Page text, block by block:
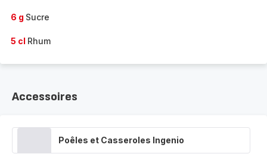
6 g Sucre
5 cl Rhum
Accessoires
Poêles et Casseroles Ingenio